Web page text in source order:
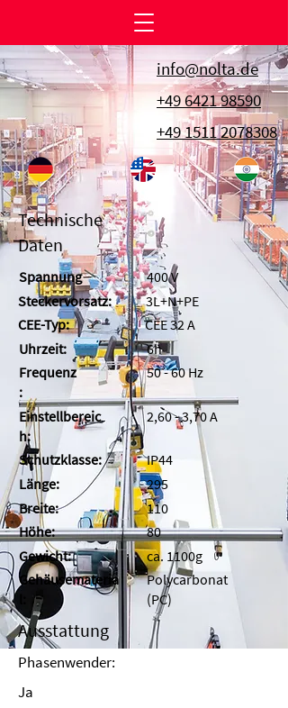
info@nolta.de
+49 6421 98590
+49 1511 2078308
Technische
Daten
Spannung
Steckervorsatz:
CEE-Typ:
Uhrzeit:
Frequenz
:
Einstellbereic
h:
Schutzklasse:
Länge:
Breite:
Höhe:
Gewicht:
Gehäusemateria
400 V
3L+N+PE
CEE 32 A
6h
50 - 60 Hz
2,60 - 3,70 A
IP44
295
110
80
ca. 1100g
Polycarbonat
(PC)
Ausstattung
Phasenwender:
Ja